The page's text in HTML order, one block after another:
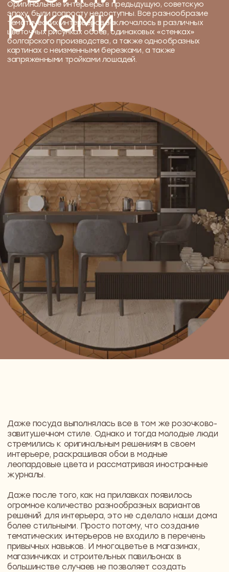
Даже посуда выполнялась все в том же розочково-
завитушечном стиле. Однако и тогда молодые люди
стремились к оригинальным решениям в своем
интерьере, раскрашивая обои в модные
леопардовые цвета и рассматривая иностранные
журналы.
Даже после того, как на прилавках появилось
огромное количество разнообразных вариантов
решений для интерьера, это не сделало наши дома
более стильными. Просто потому, что создание
тематических интерьеров не входило в перечень
привычных навыков. И многоцветье в магазинах,
магазинчиках и строительных павильонах в
большинстве случаев не позволяет создать
действительно тематический интерьер на